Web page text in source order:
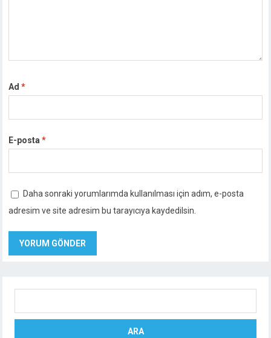
Ad*
E-posta*
Daha sonraki yorumlarımda kullanılması için adım, e-posta
adresim ve site adresim bu tarayıcıya kaydedilsin.
ARA